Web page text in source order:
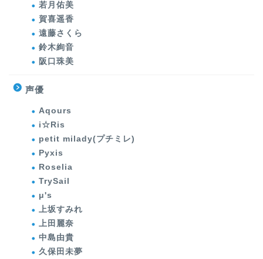
若月佑美
賀喜遥香
遠藤さくら
鈴木絢音
阪口珠美
声優
Aqours
i☆Ris
petit milady(プチミレ)
Pyxis
Roselia
TrySail
μ's
上坂すみれ
上田麗奈
中島由貴
久保田未夢